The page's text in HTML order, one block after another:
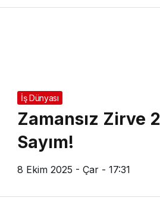
İş Dünyası
Zamansız Zirve
Sayım!
8 Ekim 2025 - Çar - 17:31